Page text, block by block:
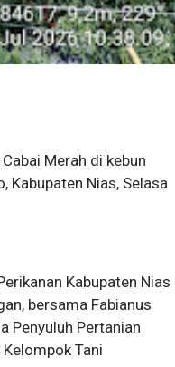
Merah di kebun
Kabupaten Nias, Selasa
Kabupaten Nias
bersama Fabianus
Penyuluh Pertanian
Tani